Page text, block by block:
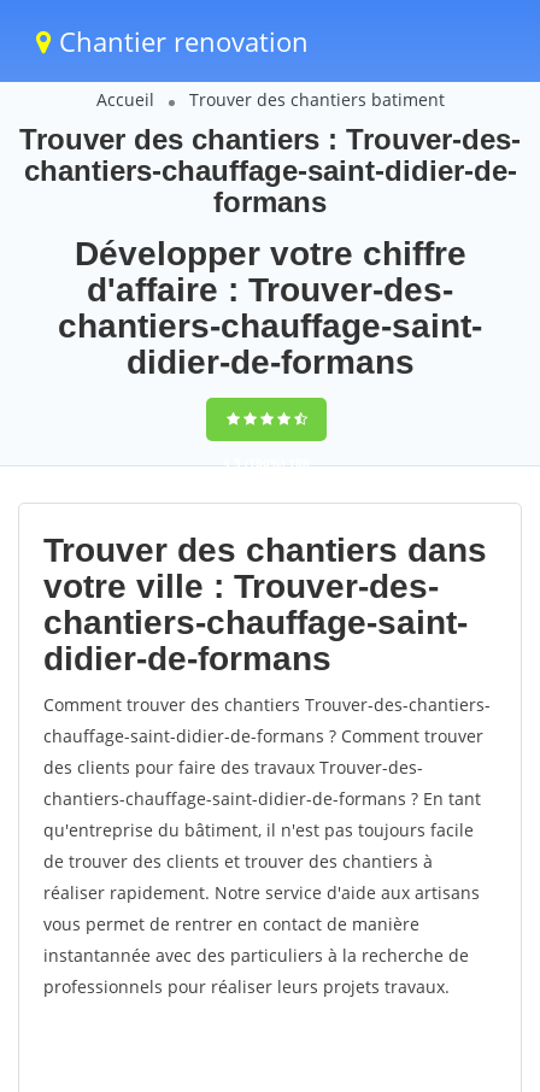
Chantier renovation
Accueil Trouver des chantiers batiment
Trouver des chantiers : Trouver-des-
chantiers-chauffage-saint-didier-de-
formans
Développer votre chiffre
d'affaire : Trouver-des-
chantiers-chauffage-saint-
didier-de-formans
9,5(100%)108
votes
Trouver des chantiers dans
votre ville : Trouver-des-
chantiers-chauffage-saint-
didier-de-formans
Comment trouver des chantiers Trouver-des-chantiers-
chauffage-saint-didier-de-formans ? Comment trouver
des clients pour faire des travaux Trouver-des-
chantiers-chauffage-saint-didier-de-formans ? En tant
qu'entreprise du bâtiment, il n'est pas toujours facile
de trouver des clients et trouver des chantiers à
réaliser rapidement. Notre service d'aide aux artisans
vous permet de rentrer en contact de manière
instantannée avec des particuliers à la recherche de
professionnels pour réaliser leurs projets travaux.